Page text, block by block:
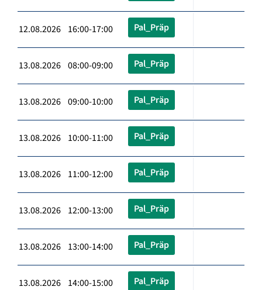
12.08.2026 16:00-17:00 Pal_Präp
13.08.2026 08:00-09:00 Pal_Präp
13.08.2026 09:00-10:00 Pal_Präp
13.08.2026 10:00-11:00 Pal_Präp
13.08.2026 11:00-12:00 Pal_Präp
13.08.2026 12:00-13:00 Pal_Präp
13.08.2026 13:00-14:00 Pal_Präp
13.08.2026 14:00-15:00 Pal_Präp